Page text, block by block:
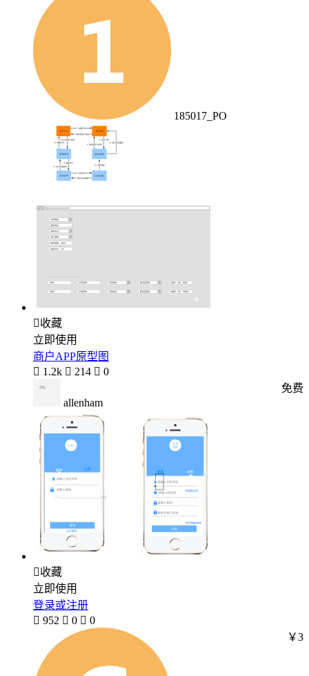
185017_PO
收藏
立即使用
商户APP原型图
 1.2k  214  0
allenham
免费
收藏
立即使用
登录或注册
 952  0  0
￥3